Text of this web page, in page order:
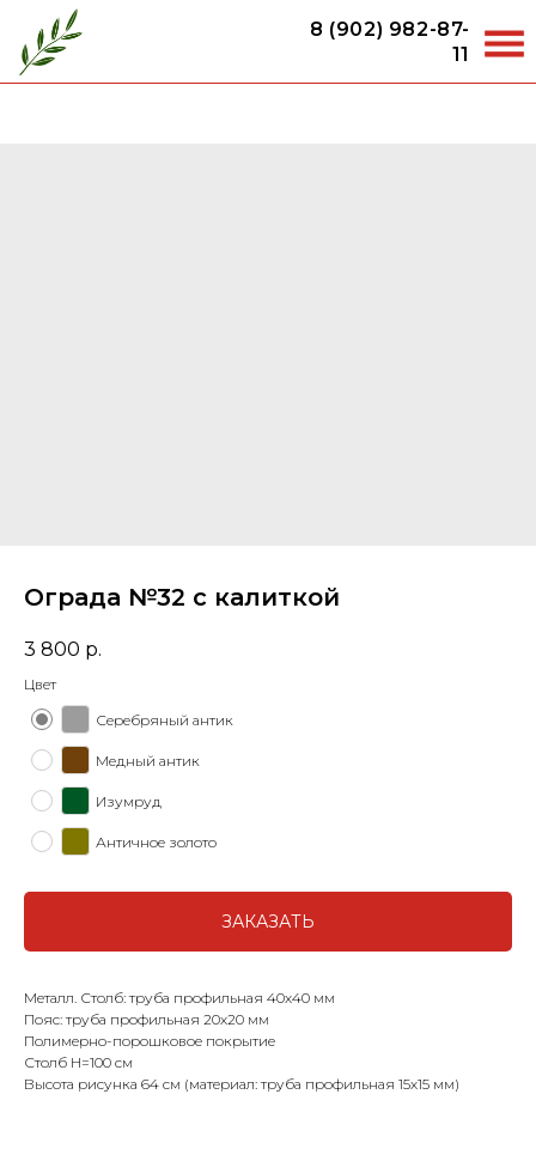
8 (902) 982-87-
11
Ограда №32 с калиткой
3 800 р.
Цвет
Серебряный антик
Медный антик
Изумруд
Античное золото
ЗАКАЗАТЬ
Металл. Столб: труба профильная 40х40 мм
Пояс: труба профильная 20х20 мм
Полимерно-порошковое покрытие
Столб Н=100 см
Высота рисунка 64 см (материал: труба профильная 15х15 мм)